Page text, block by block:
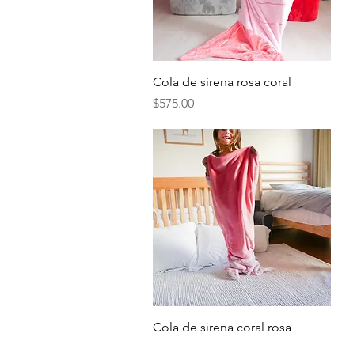
Vista rápida
Cola de sirena rosa coral
Precio
$575.00
Vista rápida
Cola de sirena coral rosa